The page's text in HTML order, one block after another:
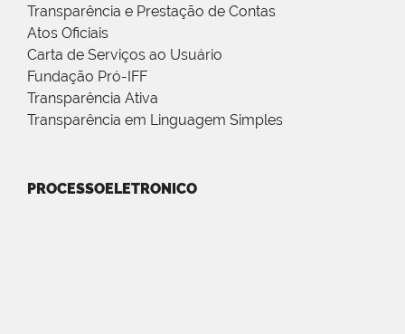
Transparência e Prestação de Contas
Atos Oficiais
Carta de Serviços ao Usuário
Fundação Pró-IFF
Transparência Ativa
Transparência em Linguagem Simples
PROCESSOELETRONICO